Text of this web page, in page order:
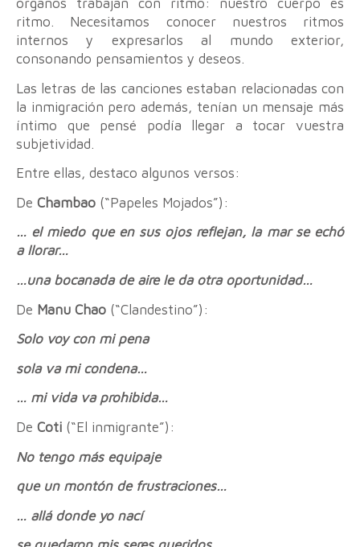
órganos trabajan con ritmo: nuestro cuerpo es
ritmo. Necesitamos conocer nuestros ritmos
internos y expresarlos al mundo exterior,
consonando pensamientos y deseos.
Las letras de las canciones estaban relacionadas con
la inmigración pero además, tenían un mensaje más
íntimo que pensé podía llegar a tocar vuestra
subjetividad.
Entre ellas, destaco algunos versos:
De Chambao (“Papeles Mojados”):
… el miedo que en sus ojos reflejan, la mar se echó
a llorar…
…una bocanada de aire le da otra oportunidad…
De Manu Chao (“Clandestino”):
Solo voy con mi pena
sola va mi condena…
… mi vida va prohibida…
De Coti (“El inmigrante”):
No tengo más equipaje
que un montón de frustraciones…
… allá donde yo nací